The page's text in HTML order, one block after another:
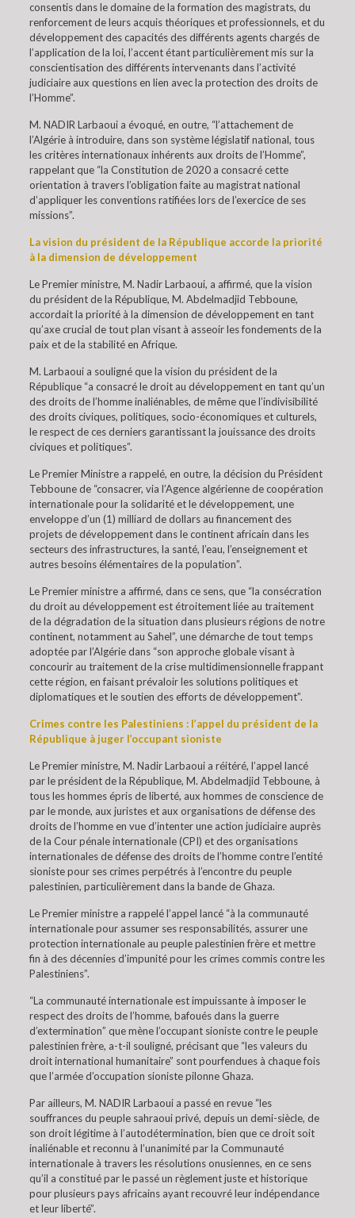
consentis dans le domaine de la formation des magistrats, du
renforcement de leurs acquis théoriques et professionnels, et du
développement des capacités des différents agents chargés de
l’application de la loi, l’accent étant particulièrement mis sur la
conscientisation des différents intervenants dans l’activité
judiciaire aux questions en lien avec la protection des droits de
l’Homme”.
M. NADIR Larbaoui a évoqué, en outre, “l’attachement de
l’Algérie à introduire, dans son système législatif national, tous
les critères internationaux inhérents aux droits de l’Homme”,
rappelant que “la Constitution de 2020 a consacré cette
orientation à travers l’obligation faite au magistrat national
d’appliquer les conventions ratifiées lors de l’exercice de ses
missions”.
La vision du président de la République accorde la priorité
à la dimension de développement
Le Premier ministre, M. Nadir Larbaoui, a affirmé, que la vision
du président de la République, M. Abdelmadjid Tebboune,
accordait la priorité à la dimension de développement en tant
qu’axe crucial de tout plan visant à asseoir les fondements de la
paix et de la stabilité en Afrique.
M. Larbaoui a souligné que la vision du président de la
République “a consacré le droit au développement en tant qu’un
des droits de l’homme inaliénables, de même que l’indivisibilité
des droits civiques, politiques, socio-économiques et culturels,
le respect de ces derniers garantissant la jouissance des droits
civiques et politiques”.
Le Premier Ministre a rappelé, en outre, la décision du Président
Tebboune de “consacrer, via l’Agence algérienne de coopération
internationale pour la solidarité et le développement, une
enveloppe d’un (1) milliard de dollars au financement des
projets de développement dans le continent africain dans les
secteurs des infrastructures, la santé, l’eau, l’enseignement et
autres besoins élémentaires de la population”.
Le Premier ministre a affirmé, dans ce sens, que “la consécration
du droit au développement est étroitement liée au traitement
de la dégradation de la situation dans plusieurs régions de notre
continent, notamment au Sahel”, une démarche de tout temps
adoptée par l’Algérie dans “son approche globale visant à
concourir au traitement de la crise multidimensionnelle frappant
cette région, en faisant prévaloir les solutions politiques et
diplomatiques et le soutien des efforts de développement”.
Crimes contre les Palestiniens : l’appel du président de la
République à juger l’occupant sioniste
Le Premier ministre, M. Nadir Larbaoui a réitéré, l’appel lancé
par le président de la République, M. Abdelmadjid Tebboune, à
tous les hommes épris de liberté, aux hommes de conscience de
par le monde, aux juristes et aux organisations de défense des
droits de l’homme en vue d’intenter une action judiciaire auprès
de la Cour pénale internationale (CPI) et des organisations
internationales de défense des droits de l’homme contre l’entité
sioniste pour ses crimes perpétrés à l’encontre du peuple
palestinien, particulièrement dans la bande de Ghaza.
Le Premier ministre a rappelé l’appel lancé “à la communauté
internationale pour assumer ses responsabilités, assurer une
protection internationale au peuple palestinien frère et mettre
fin à des décennies d’impunité pour les crimes commis contre les
Palestiniens”.
“La communauté internationale est impuissante à imposer le
respect des droits de l’homme, bafoués dans la guerre
d’extermination” que mène l’occupant sioniste contre le peuple
palestinien frère, a-t-il souligné, précisant que “les valeurs du
droit international humanitaire” sont pourfendues à chaque fois
que l’armée d’occupation sioniste pilonne Ghaza.
Par ailleurs, M. NADIR Larbaoui a passé en revue “les
souffrances du peuple sahraoui privé, depuis un demi-siècle, de
son droit légitime à l’autodétermination, bien que ce droit soit
inaliénable et reconnu à l’unanimité par la Communauté
internationale à travers les résolutions onusiennes, en ce sens
qu’il a constitué par le passé un règlement juste et historique
pour plusieurs pays africains ayant recouvré leur indépendance
et leur liberté”.